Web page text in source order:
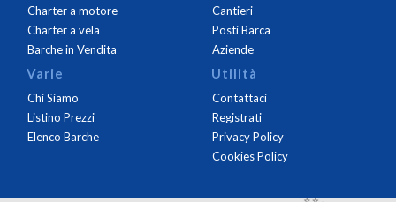
Charter a motore
Charter a vela
Barche in Vendita
Cantieri
Posti Barca
Aziende
Varie
Chi Siamo
Listino Prezzi
Elenco Barche
Utilità
Contattaci
Registrati
Privacy Policy
Cookies Policy